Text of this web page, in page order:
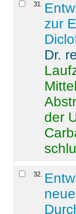
31.
zur
Dr.
der
32.